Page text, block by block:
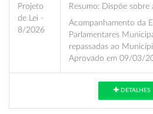
Projeto
de Lei -
8/2026
Resumo: Dispõe sobre
Acompanhamento da
Parlamentares
repassadas ao
Aprovado em 09/03/
DETALHES